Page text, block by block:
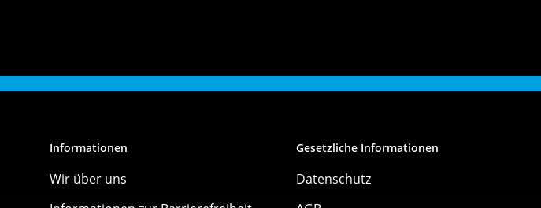
Informationen
Wir über uns
Gesetzliche Informationen
Datenschutz